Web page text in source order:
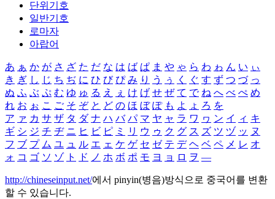
단위기호
일반기호
로마자
아랍어
あ ぁ か が さ ざ た だ な は ば ぱ ま や ゃ ら わ ゎ ん い ぃ
き ぎ し じ ち ぢ に ひ び ぴ み り う ぅ く ぐ す ず つ づ っ
ぬ ふ ぶ ぷ む ゆ ゅ る え ぇ け げ せ ぜ て で ね へ べ ぺ め
れ お ぉ こ ご そ ぞ と ど の ほ ぼ ぽ も よ ょ ろ を
ア ァ カ サ ザ タ ダ ナ ハ バ パ マ ヤ ャ ラ ワ ヮ ン イ ィ キ
ギ シ ジ チ ヂ ニ ヒ ビ ピ ミ リ ウ ゥ ク グ ス ズ ツ ヅ ッ ヌ
フ ブ プ ム ユ ュ ル エ ェ ケ ゲ セ ゼ テ デ ヘ ベ ペ メ レ オ
ォ コ ゴ ソ ゾ ト ド ノ ホ ボ ポ モ ヨ ョ ロ ヲ ―
http://chineseinput.net/에서 pinyin(병음)방식으로 중국어를 변환
할 수 있습니다.